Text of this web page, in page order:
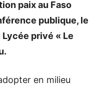
paix au Faso
publique, le
privé « Le
en milieu